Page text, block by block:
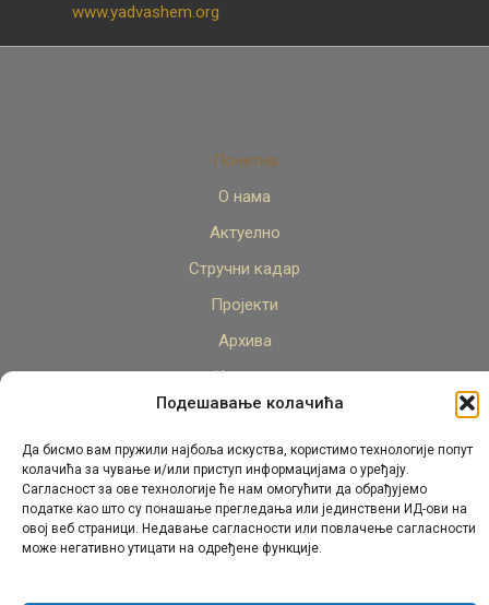
Подешавање колачића
Да бисмо вам пружили најбоља искуства, користимо технологије попут
колачића за чување и/или приступ информацијама о уређају.
Сагласност за ове технологије ће нам омогућити да обрађујемо
податке као што су понашање прегледања или јединствени ИД-ови на
овој веб страници. Недавање сагласности или повлачење сагласности
може негативно утицати на одређене функције.
www.yadvashem.org
Почетна
О нама
Актуелно
Стручни кадар
Пројекти
Архива
Контакт
© Републички педагошки завод Републике Српске.